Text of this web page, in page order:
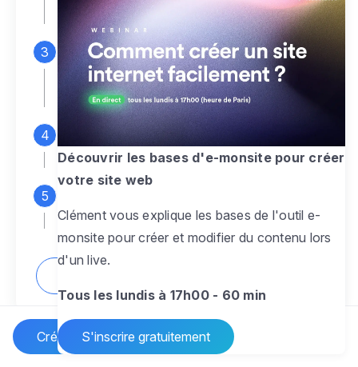
Créer un site Internet
espace d'administration
Personnalisez entièrement le
designpour créer un site web sur-mesure,
à votre image
Ajoutez des pagessans limite pour
présenter votre activité, votre passion
pour rendre votre site dynamique
Découvrir les bases d'e-monsite pour créer
votre site web
Clément vous explique les bases de l'outil e-
monsite pour créer et modifier du contenu lors
d'un live.
Tous les lundis à 17h00 - 60 min
S'inscrire gratuitement